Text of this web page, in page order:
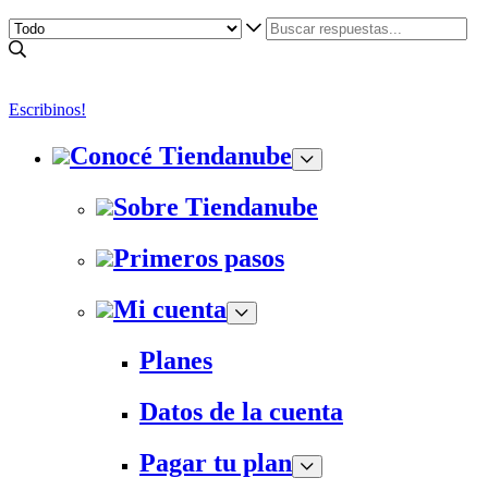
Escribinos!
Conocé Tiendanube
Sobre Tiendanube
Primeros pasos
Mi cuenta
Planes
Datos de la cuenta
Pagar tu plan